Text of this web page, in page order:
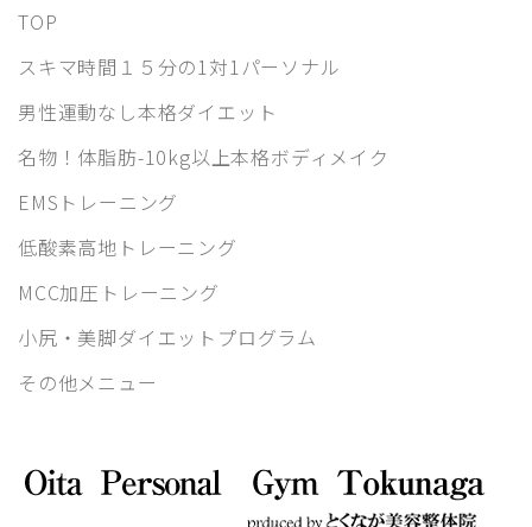
TOP
スキマ時間１５分の1対1パーソナル
男性運動なし本格ダイエット
名物！体脂肪-10kg以上本格ボディメイク
EMSトレーニング
低酸素高地トレーニング
MCC加圧トレーニング
小尻・美脚ダイエットプログラム
その他メニュー